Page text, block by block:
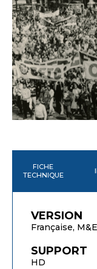
FICHE
TECHNIQUE
VERSION
Française, M&E
SUPPORT
HD